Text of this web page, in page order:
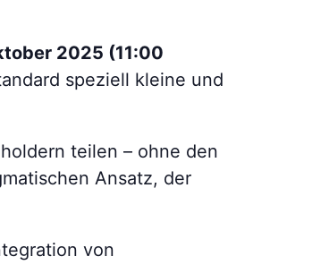
2025 (11:00
speziell kleine und
teilen – ohne den
Ansatz, der
von